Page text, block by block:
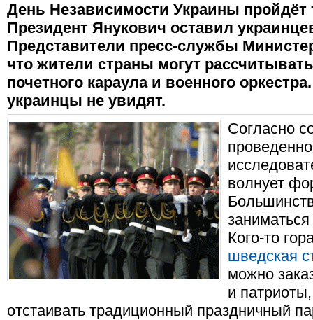
День Независимости Украины пройдёт
Президент Янукович оставил
Представители пресс-службы
что жители страны могут
почетного караула и военного
украинцы не увидят.
Согласно
волнует
Кого-то
шведская
можно
и
отстаивать традиционный праздничный